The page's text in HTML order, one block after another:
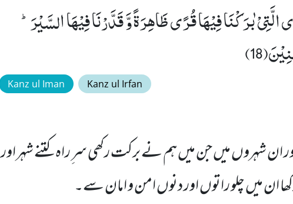
بٰرَكْنَا فِیْهَا قُرًى ظَاهِرَةً وَّ قَدَّرْنَا فِیْهَا السَّیْرَؕ-
Kanz ul Iman Kanz ul Irfan
شہروں میں جن میں ہم نے برکت رکھی سر ِراہ کتنے شہر اور
ان میں چلو راتوں اور دنوں امن و امان سے۔